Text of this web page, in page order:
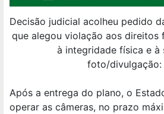
Decisão judicial acolheu pedido
que alegou violação aos direitos
à integridade física e à
foto/divulgação:
Após a entrega do plano, o
operar as câmeras, no prazo